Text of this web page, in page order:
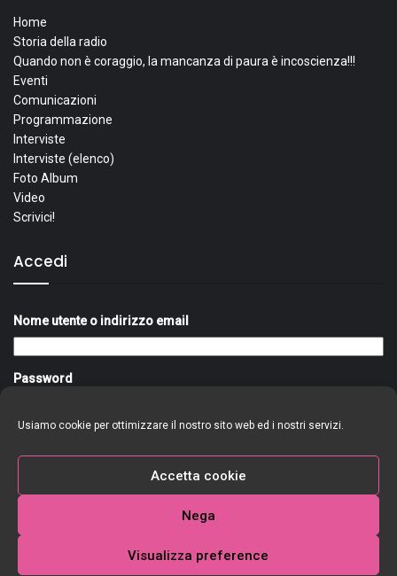
Usiamo cookie per ottimizzare il nostro sito web ed i nostri servizi.
Accetta cookie
Nega
Visualizza preference
Home
Storia della radio
Quando non è coraggio, la mancanza di paura è incoscienza!!!
Eventi
Comunicazioni
Programmazione
Interviste
Interviste (elenco)
Foto Album
Video
Scrivici!
Accedi
Nome utente o indirizzo email
Password
Ricordami